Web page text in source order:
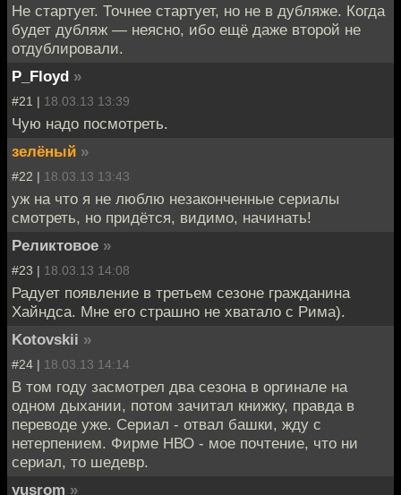
Не стартует. Точнее стартует, но не в дубляже. Когда
будет дубляж — неясно, ибо ещё даже второй не
отдублировали.
P_Floyd »
#21 | 18.03.13 13:39
Чую надо посмотреть.
зелёный »
#22 | 18.03.13 13:43
уж на что я не люблю незаконченные сериалы
смотреть, но придётся, видимо, начинать!
Реликтовое »
#23 | 18.03.13 14:08
Радует появление в третьем сезоне гражданина
Хайндса. Мне его страшно не хватало с Рима).
Kotovskii »
#24 | 18.03.13 14:14
В том году засмотрел два сезона в оргинале на
одном дыхании, потом зачитал книжку, правда в
переводе уже. Сериал - отвал башки, жду с
нетерпением. Фирме НВО - мое почтение, что ни
сериал, то шедевр.
yusrom »